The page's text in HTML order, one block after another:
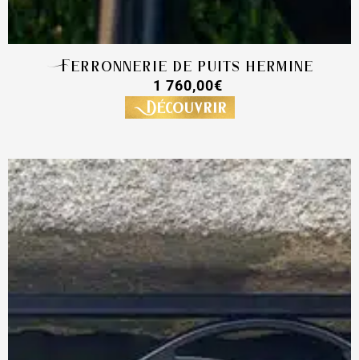
Ferronnerie de puits hermine
1 760,00€
Découvrir